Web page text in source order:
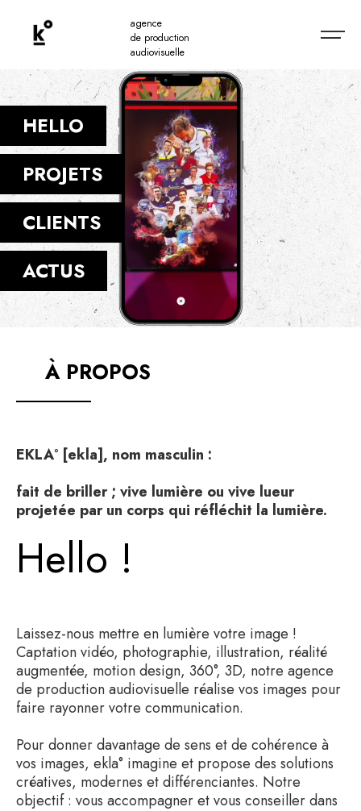
agence
de production
audiovisuelle
HELLO
PROJETS
CLIENTS
ACTUS
À PROPOS
EKLA° [ekla], nom masculin :
fait de briller ; vive lumière ou vive lueur
projetée par un corps qui réfléchit la lumière.
Hello !
Laissez-nous mettre en lumière votre image !
Captation vidéo, photographie, illustration, réalité
augmentée, motion design, 360°, 3D, notre agence
de production audiovisuelle réalise vos images pour
faire rayonner votre communication.
Pour donner davantage de sens et de cohérence à
vos images, ekla° imagine et propose des solutions
créatives, modernes et différenciantes. Notre
objectif : vous accompagner et vous conseiller dans